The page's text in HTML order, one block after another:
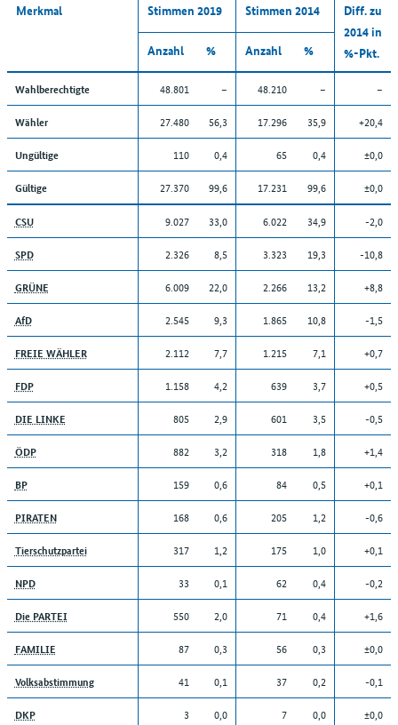
Merkmal Stimmen 2019 Stimmen 2014
Diff. zu
2014 in
%-Pkt.
Anzahl % Anzahl %
Wahlberechtigte 48.801 – 48.210 – –
Wähler 27.480 56,3 17.296 35,9 +20,4
Ungültige 110 0,4 65 0,4 ±0,0
Gültige 27.370 99,6 17.231 99,6 ±0,0
CSU 9.027 33,0 6.022 34,9 -2,0
SPD 2.326 8,5 3.323 19,3 -10,8
GRÜNE 6.009 22,0 2.266 13,2 +8,8
AfD 2.545 9,3 1.865 10,8 -1,5
FREIE WÄHLER 2.112 7,7 1.215 7,1 +0,7
FDP 1.158 4,2 639 3,7 +0,5
DIE LINKE 805 2,9 601 3,5 -0,5
ÖDP 882 3,2 318 1,8 +1,4
BP 159 0,6 84 0,5 +0,1
PIRATEN 168 0,6 205 1,2 -0,6
Tierschutzpartei 317 1,2 175 1,0 +0,1
NPD 33 0,1 62 0,4 -0,2
Die PARTEI 550 2,0 71 0,4 +1,6
FAMILIE 87 0,3 56 0,3 ±0,0
Volksabstimmung 41 0,1 37 0,2 -0,1
DKP 3 0,0 7 0,0 ±0,0